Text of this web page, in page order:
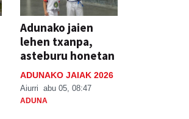
Adunako jaien
lehen txanpa,
asteburu honetan
ADUNAKO JAIAK 2026
Aiurri abu 05, 08:47
ADUNA